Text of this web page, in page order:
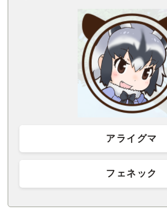
アライグマ
フェネック